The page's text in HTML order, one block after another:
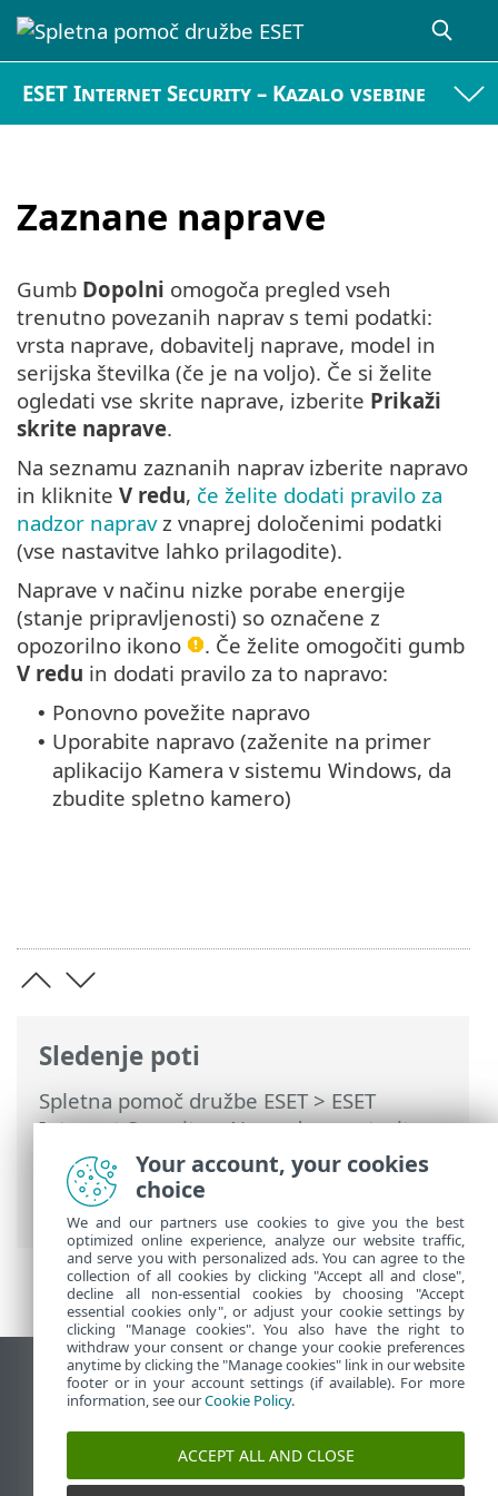
ESET Internet Security – Kazalo vsebine
Zaznane naprave
Sledenje poti
Spletna pomoč družbe ESET>ESET
Internet Security>Napredne nastavitve
Zaščite >Nadzor naprave>Urejevalnik
pravil za nadzor naprave > Zaznane
naprave
Gumb Dopolni omogoča pregled vseh
trenutno povezanih naprav s temi podatki:
vrsta naprave, dobavitelj naprave, model in
serijska številka (če je na voljo). Če si želite
ogledati vse skrite naprave, izberite Prikaži
skrite naprave.
Na seznamu zaznanih naprav izberite napravo
in kliknite V redu, če želite dodati pravilo za
nadzor napravz vnaprej določenimi podatki
(vse nastavitve lahko prilagodite).
Naprave v načinu nizke porabe energije
(stanje pripravljenosti) so označene z
opozorilno ikono
. Če želite omogočiti gumb
V redu in dodati pravilo za to napravo:
• Ponovno povežite napravo
• Uporabite napravo (zaženite na primer
aplikacijo Kamera v sistemu Windows, da
zbudite spletno kamero)
Prikaz mesta na namizju
End of Life
Zbirka znanja družbe ESET
Forum družbe ESET
Your account, your cookies
choice
We and our partners use cookies to give you the best
optimized online experience, analyze our website traffic,
and serve you with personalized ads. You can agree to the
collection of all cookies by clicking "Accept all and close",
decline all non-essential cookies by choosing "Accept
essential cookies only", or adjust your cookie settings by
clicking "Manage cookies". You also have the right to
withdraw your consent or change your cookie preferences
anytime by clicking the "Manage cookies" link in our website
footer or in your account settings (if available). For more
information, see ourCookie Policy.
ACCEPT ALL AND CLOSE